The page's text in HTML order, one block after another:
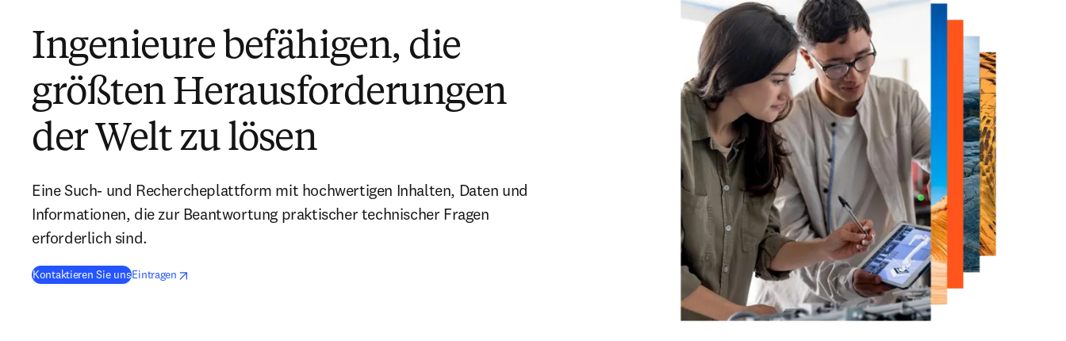
Ingenieure befähigen, die
größten Herausforderungen
der Welt zu lösen
Eine Such- und Rechercheplattform mit hochwertigen Inhalten, Daten und
Informationen, die zur Beantwortung praktischer technischer Fragen
erforderlich sind.
Kontaktieren Sie unsEintragenWird in neuem Tab/Fenster geöffnet
opens in new tab/window